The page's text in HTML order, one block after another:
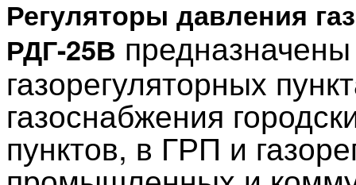
Регуляторы давления
РДГ-25В
газорегуляторных
газоснабжения
пунктов, в ГРП и